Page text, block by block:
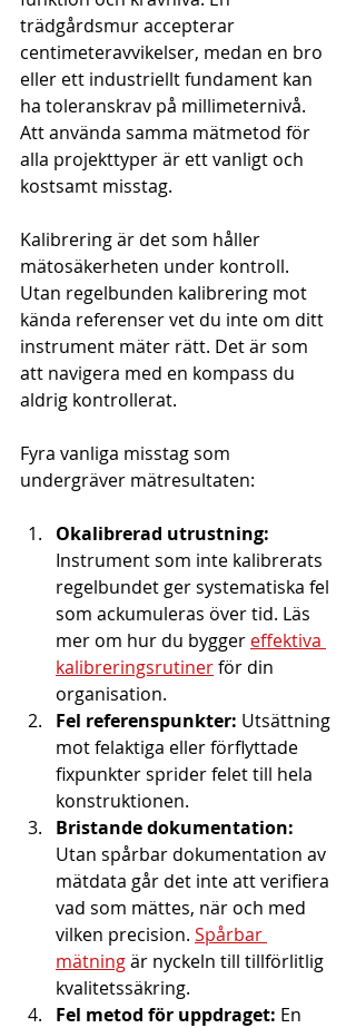
trädgårdsmur accepterar
centimeteravvikelser, medan en bro
eller ett industriellt fundament kan
ha toleranskrav på millimeternivå.
Att använda samma mätmetod för
alla projekttyper är ett vanligt och
kostsamt misstag.
Kalibrering är det som håller
mätosäkerheten under kontroll.
Utan regelbunden kalibrering mot
kända referenser vet du inte om ditt
instrument mäter rätt. Det är som
att navigera med en kompass du
aldrig kontrollerat.
Fyra vanliga misstag som
undergräver mätresultaten:
Okalibrerad utrustning:
Instrument som inte kalibrerats
regelbundet ger systematiska fel
som ackumuleras över tid. Läs
mer om hur du bygger effektiva
kalibreringsrutiner för din
organisation.
Fel referenspunkter: Utsättning
mot felaktiga eller förflyttade
fixpunkter sprider felet till hela
konstruktionen.
Bristande dokumentation:
Utan spårbar dokumentation av
mätdata går det inte att verifiera
vad som mättes, när och med
vilken precision. Spårbar
mätning är nyckeln till tillförlitlig
kvalitetssäkring.
Fel metod för uppdraget: En